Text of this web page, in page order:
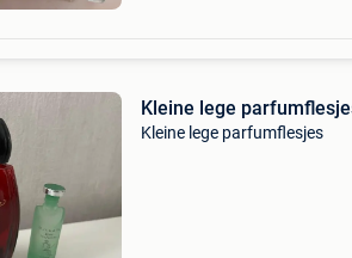
Kleine lege
Kleine lege parfumflesjes